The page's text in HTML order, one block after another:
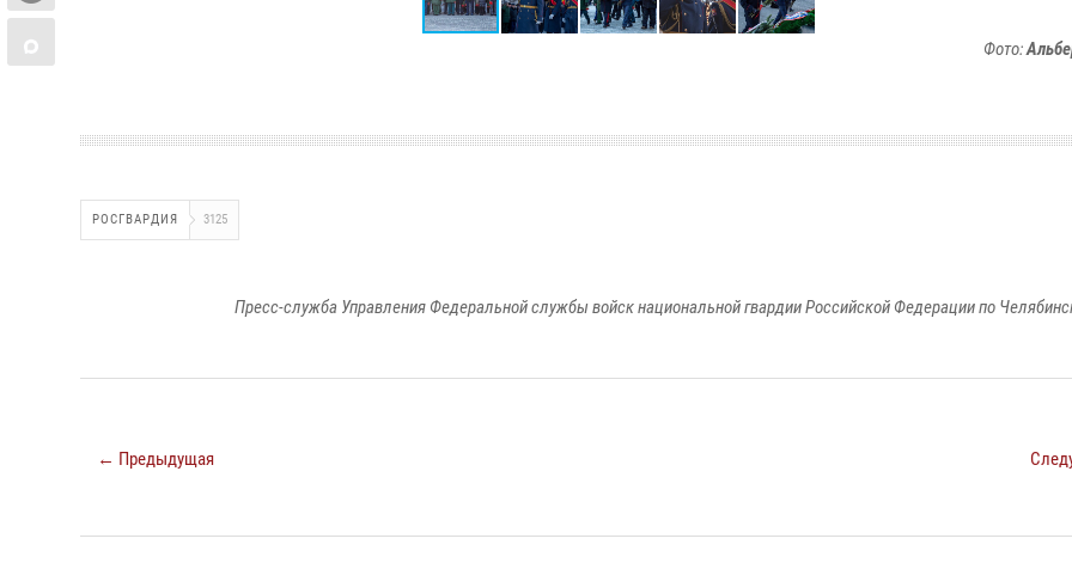
Фото:
РОСГВАРДИЯ 3125
Пресс-служба Управления Федеральной службы войск национальной гвардии Российской Федерации по
← Предыдущая